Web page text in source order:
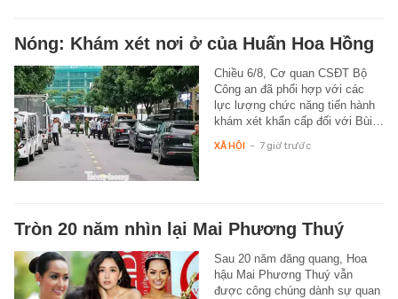
Nóng: Khám xét nơi ở của Huấn Hoa Hồng
Chiều 6/8, Cơ quan CSĐT Bộ
Công an đã phối hợp với các
lực lượng chức năng tiến hành
khám xét khẩn cấp đối với Bùi…
XÃ HỘI - 7 giờ trước
Tròn 20 năm nhìn lại Mai Phương Thuý
Sau 20 năm đăng quang, Hoa
hậu Mai Phương Thuý vẫn
được công chúng dành sự quan